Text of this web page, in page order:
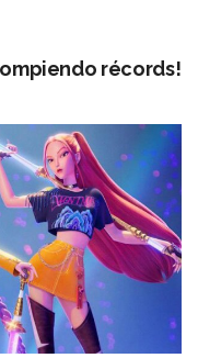
llegó con un pin
récords!